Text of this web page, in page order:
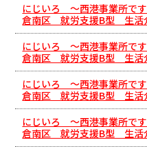
にじいろ ～西港事業所
倉南区 就労支援B型 生活
にじいろ ～西港事業所
倉南区 就労支援B型 生活
にじいろ ～西港事業所
倉南区 就労支援B型 生活
にじいろ ～西港事業所
倉南区 就労支援B型 生活